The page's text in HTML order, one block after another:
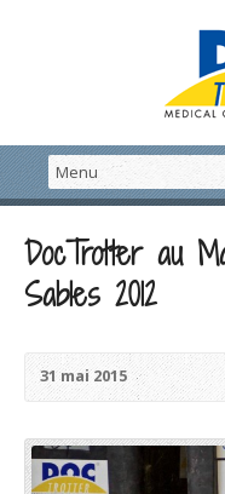
DocTrotter au
Sables 2012
31 mai 2015